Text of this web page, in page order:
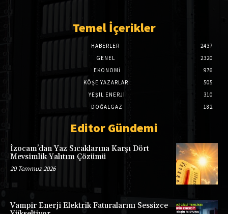
Temel İçerikler
HABERLER
2437
GENEL
2320
EKONOMI
976
KÖŞE YAZARLARI
505
YEŞİL ENERJİ
310
DOĞALGAZ
182
Editor Gündemi
İzocam’dan Yaz Sıcaklarına Karşı Dört
Mevsimlik Yalıtım Çözümü
20 Temmuz 2026
Vampir Enerji Elektrik Faturalarını Sessizce